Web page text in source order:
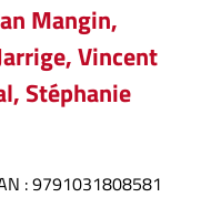
Mangin,
Vincent
Stéphanie
: 9791031808581